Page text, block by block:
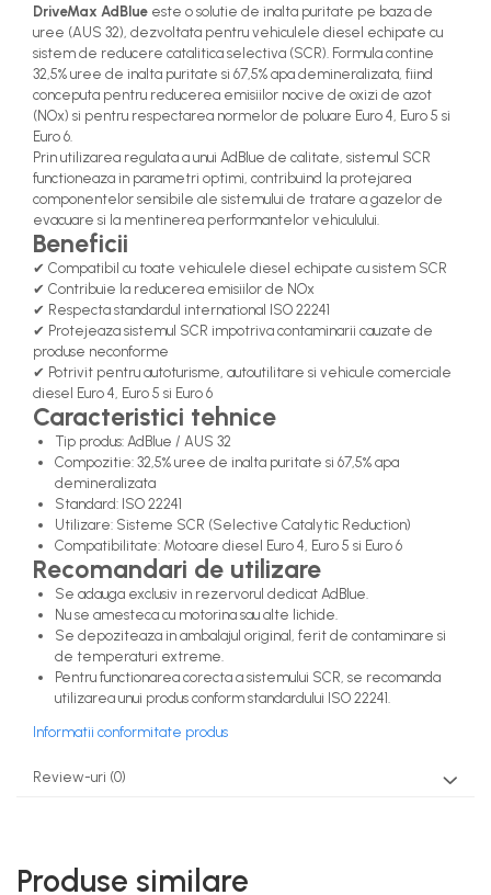
DriveMax AdBlue este o solutie de inalta puritate pe baza de
uree (AUS 32), dezvoltata pentru vehiculele diesel echipate cu
sistem de reducere catalitica selectiva (SCR). Formula contine
32,5% uree de inalta puritate si 67,5% apa demineralizata, fiind
conceputa pentru reducerea emisiilor nocive de oxizi de azot
(NOx) si pentru respectarea normelor de poluare Euro 4, Euro 5 si
Euro 6.
Prin utilizarea regulata a unui AdBlue de calitate, sistemul SCR
functioneaza in parametri optimi, contribuind la protejarea
componentelor sensibile ale sistemului de tratare a gazelor de
evacuare si la mentinerea performantelor vehiculului.
Beneficii
✔ Compatibil cu toate vehiculele diesel echipate cu sistem SCR
✔ Contribuie la reducerea emisiilor de NOx
✔ Respecta standardul international ISO 22241
✔ Protejeaza sistemul SCR impotriva contaminarii cauzate de
produse neconforme
✔ Potrivit pentru autoturisme, autoutilitare si vehicule comerciale
diesel Euro 4, Euro 5 si Euro 6
Caracteristici tehnice
Tip produs: AdBlue / AUS 32
Compozitie: 32,5% uree de inalta puritate si 67,5% apa
demineralizata
Standard: ISO 22241
Utilizare: Sisteme SCR (Selective Catalytic Reduction)
Compatibilitate: Motoare diesel Euro 4, Euro 5 si Euro 6
Recomandari de utilizare
Se adauga exclusiv in rezervorul dedicat AdBlue.
Nu se amesteca cu motorina sau alte lichide.
Se depoziteaza in ambalajul original, ferit de contaminare si
de temperaturi extreme.
Pentru functionarea corecta a sistemului SCR, se recomanda
utilizarea unui produs conform standardului ISO 22241.
Informatii conformitate produs
Review-uri (0)
Produse similare